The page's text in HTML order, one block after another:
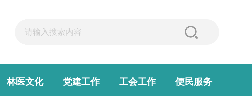
林医文化 党建工作 工会工作 便民服务